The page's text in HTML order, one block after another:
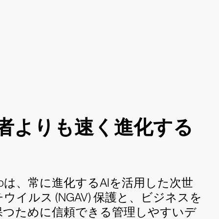
よりも速く進化する
は、常に進化するAIを活用した次世
イルス (NGAV) 保護と、ビジネスを
つために信頼できる管理しやすいデ